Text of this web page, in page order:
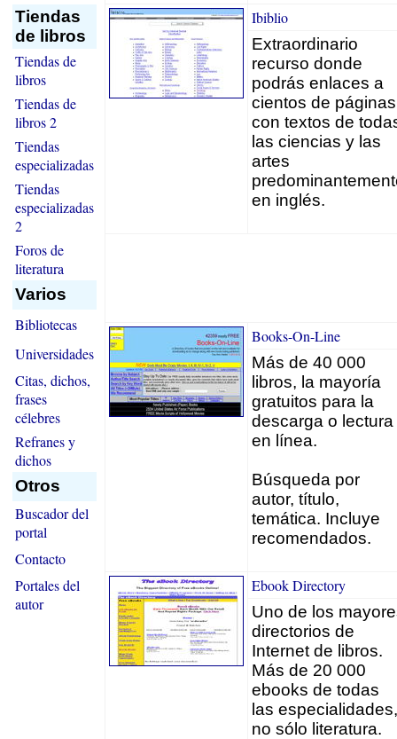
Tiendas
de libros
Tiendas de
libros
Tiendas de
libros 2
Tiendas
especializadas
Tiendas
especializadas
2
Foros de
literatura
Varios
Bibliotecas
Universidades
Citas, dichos,
frases
célebres
Refranes y
dichos
Otros
Buscador del
portal
Contacto
Portales del
autor
Ibiblio
Extraordinario
recurso donde
podrás enlaces a
cientos de páginas
con textos de
las ciencias y las
artes
en inglés.
Books-On-Line
Más de 40 000
libros, la mayoría
gratuitos para la
descarga o lectura
en línea.
Búsqueda por
autor, título,
temática. Incluye
recomendados.
Ebook Directory
Uno de los
directorios de
Internet de libros.
Más de 20 000
ebooks de todas
las especialidades,
no sólo literatura.